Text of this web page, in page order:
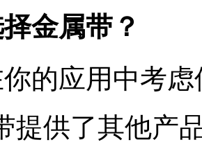
金属带？
的应用中考
提供了其他产